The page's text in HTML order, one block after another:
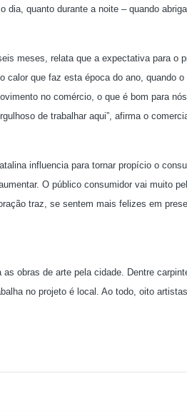
quanto durante a noite – quando
meses, relata que a expectativa para o
que faz esta época do ano, quando
no comércio, o que é bom para
de trabalhar aqui”, afirma o
influencia para tornar propício o
O público consumidor vai muito
traz, se sentem mais felizes em
obras de arte pela cidade. Dentre
no projeto é local. Ao todo, oito